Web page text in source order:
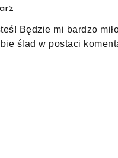
Będzie mi bardzo
ślad w postaci